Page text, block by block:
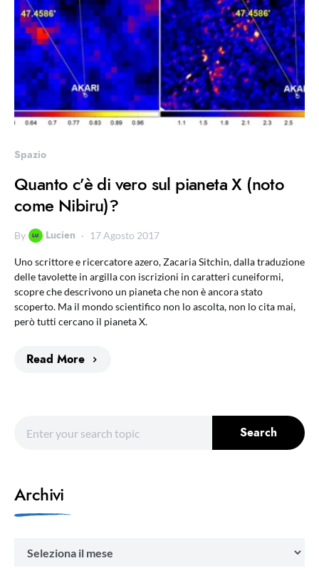
Spazio
Quanto c’è di vero sul pianeta X (noto
come Nibiru)?
By Lucien 17 Agosto 2017
Uno scrittore e ricercatore azero, Zacaria Sitchin, dalla traduzione
delle tavolette in argilla con iscrizioni in caratteri cuneiformi,
scopre che descrivono un pianeta che non è ancora stato
scoperto. Ma il mondo scientifico non lo ascolta, non lo cita mai,
però tutti cercano il pianeta X.
Read More
Search
Archivi